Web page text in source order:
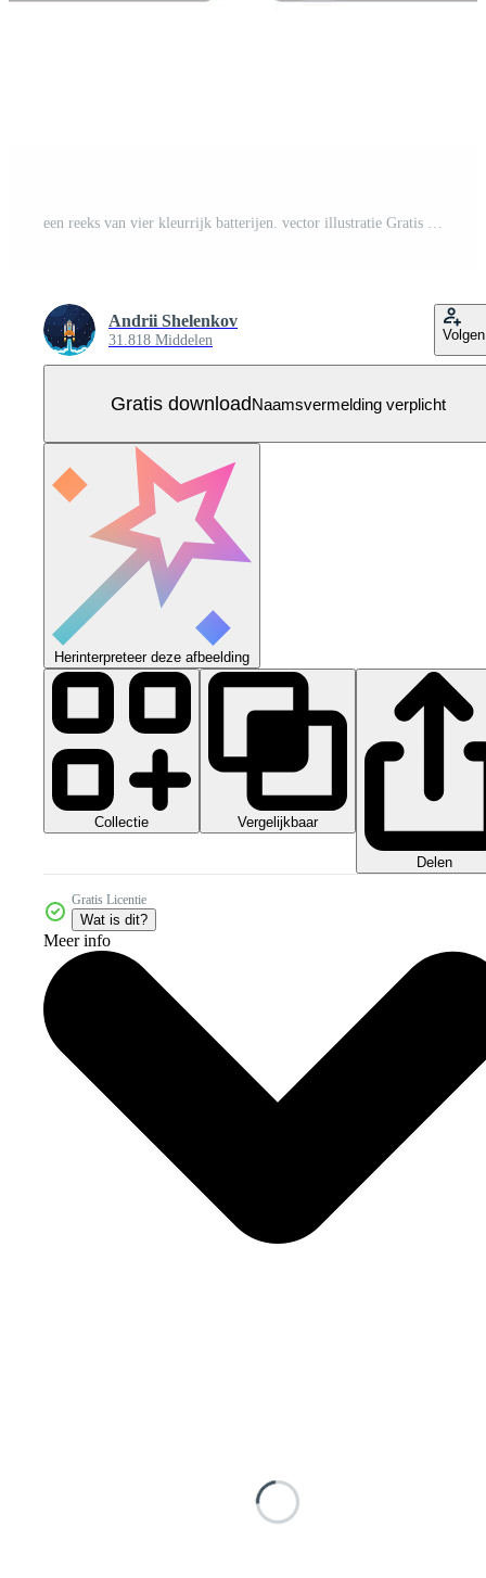
een reeks van vier kleurrijk batterijen. vector illustratie Gratis Vector
Andrii Shelenkov
31.818 Middelen Volgen
Gratis downloadNaamsvermelding verplicht
Herinterpreteer deze afbeelding
Collectie Vergelijkbaar
Delen
Gratis Licentie
Wat is dit?
Meer info